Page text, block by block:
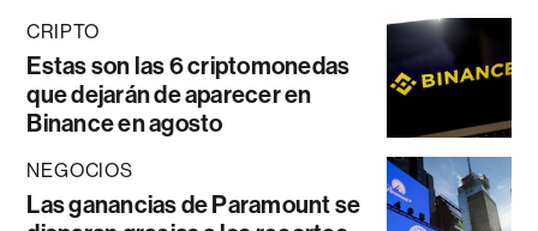
CRIPTO
Estas son las 6 criptomonedas
que dejarán de aparecer en
Binance en agosto
NEGOCIOS
Las ganancias de Paramount se